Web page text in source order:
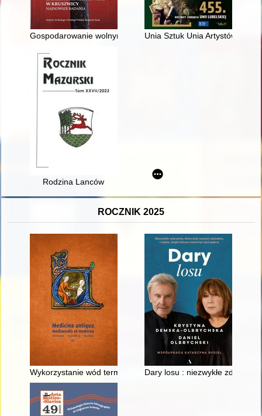
Gospodarowanie wolnym czasemUnia Sztuk Unia Artystów :
Rodzina Lanców
ROCZNIK 2025
Wykorzystanie wód termalnych do celów leczniczych w
Dary losu : niezwykłe